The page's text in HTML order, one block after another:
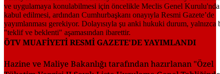
ÖTV MUAFİYETİ RESMİ GAZETE'DE YAYIMLANDI
Hazine ve Maliye Bakanlığı tarafından hazırlanan "Özel